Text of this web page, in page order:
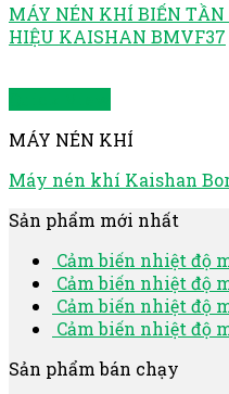
MÁY NÉN KHÍ BIẾN
HIỆU KAISHAN BMVF37
MÁY NÉN KHÍ
Máy nén khí Kaishan
Sản phẩm mới nhất
Cảm biến nhiệt độ
Cảm biến nhiệt độ
Cảm biến nhiệt độ
Cảm biến nhiệt độ
Sản phẩm bán chạy